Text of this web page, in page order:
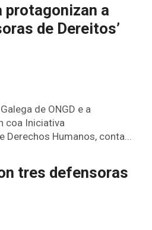
a
de Dereitos’
de ONGD e a
coa Iniciativa
Derechos Humanos, conta...
tres defensoras